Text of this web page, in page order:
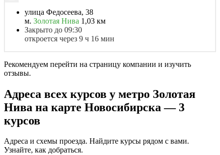
улица Федосеева, 38
м. Золотая Нива 1,03 км
Закрыто до 09:30
откроется через 9 ч 16 мин
Рекомендуем перейти на страницу компании и изучить
отзывы.
Адреса всех курсов у метро Золотая
Нива на карте Новосибирска — 3
курсов
Адреса и схемы проезда. Найдите курсы рядом с вами.
Узнайте, как добраться.